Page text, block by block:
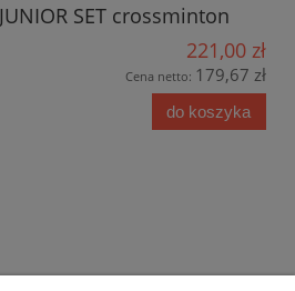
SET crossminton
221,00 zł
Cena netto: 179,67 zł
do koszyka